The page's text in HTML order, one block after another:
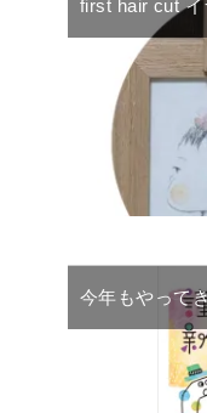
first hair cut イ
今年もやって